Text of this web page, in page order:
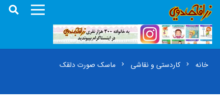
خانه chevron_right کاردستی و نقاشی chevron_right ماسک صورت دلقک